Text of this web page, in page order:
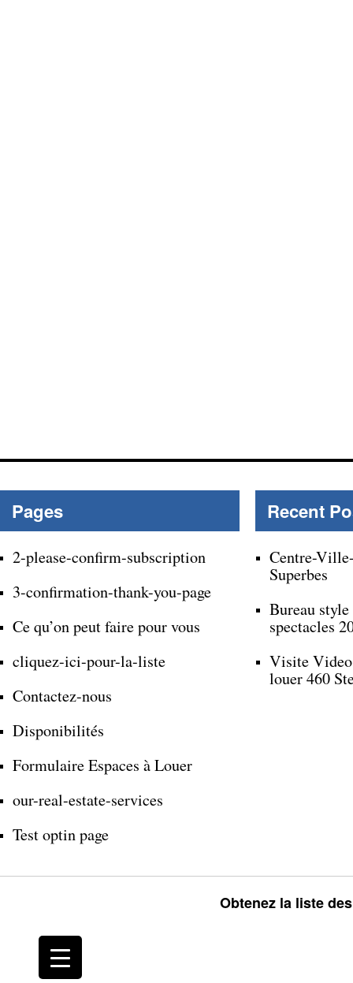
Pages
2-please-confirm-subscription
3-confirmation-thank-you-page
Ce qu’on peut faire pour vous
cliquez-ici-pour-la-liste
Contactez-nous
Disponibilités
Formulaire Espaces à Louer
our-real-estate-services
Test optin page
Recent
Centre-
Superbes
Bureau
spectacles
Visite
louer 460
Obtenez la liste